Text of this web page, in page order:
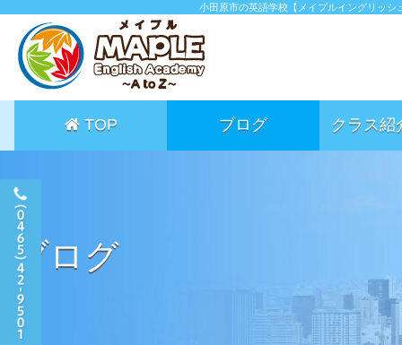
小田原市の英語学校【メイプルイングリッ
TOP ブログ クラス紹
ブログ